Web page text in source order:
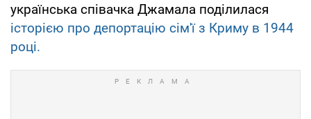
українська співачка Джамала поділилася
історією про депортацію сім'ї з Криму в 1944
році.